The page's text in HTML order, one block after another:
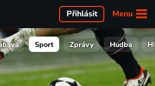
Menu
Přihlásit
Sport Zprávy Hudba